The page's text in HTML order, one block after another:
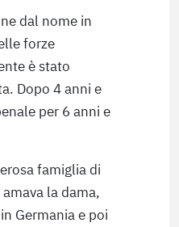
dal nome in
forze
è stato
Dopo 4 anni e
per 6 anni e
famiglia di
la dama,
Germania e poi